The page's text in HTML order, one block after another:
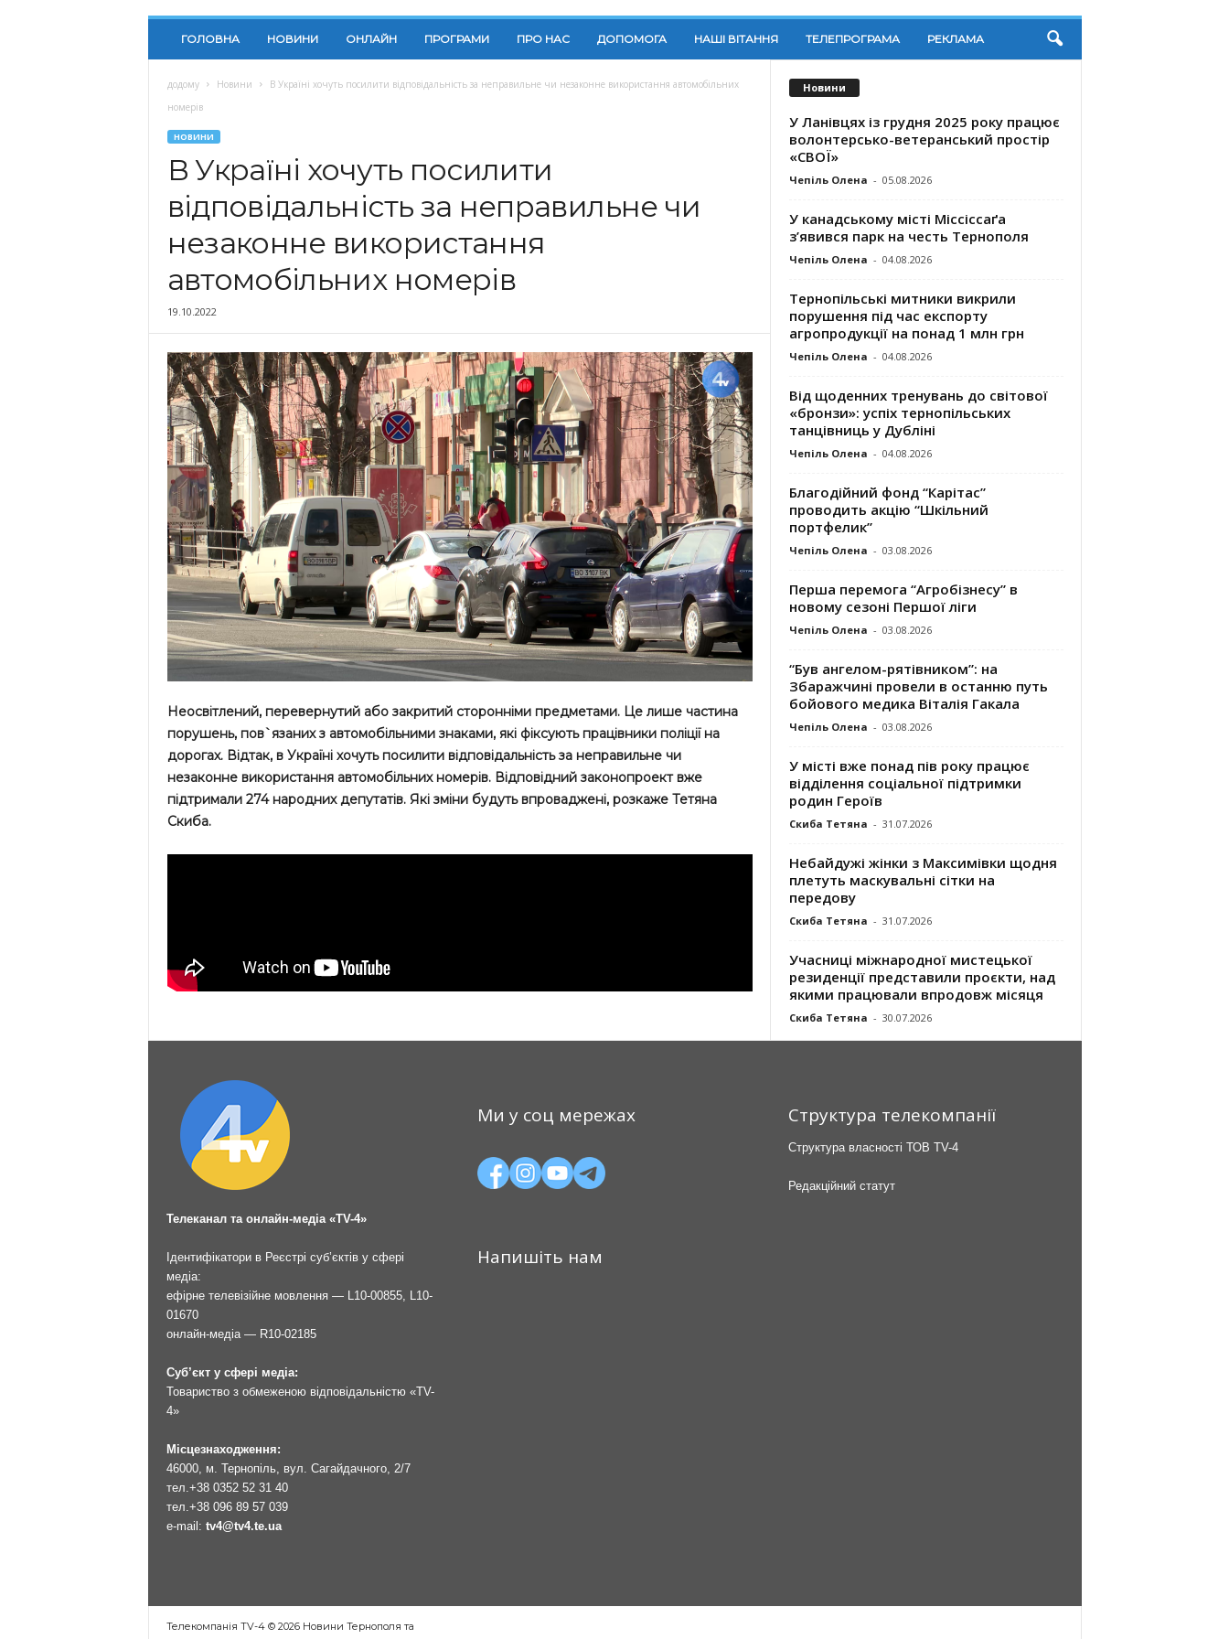
ГОЛОВНА НОВИНИ ОНЛАЙН ПРОГРАМИ ПРО НАС ДОПОМОГА НАШІ ВІТАННЯ ТЕЛЕПРОГРАМА РЕКЛАМА
додому Новини
В Україні хочуть посилити відповідальність за неправильне чи незаконне використання автомобільних
номерів
НОВИНИ
В Україні хочуть посилити
відповідальність за неправильне чи
незаконне використання
автомобільних номерів
19.10.2022
Неосвітлений, перевернутий або закритий сторонніми предметами. Це лише частина
порушень, пов`язаних з автомобільними знаками, які фіксують працівники поліції на
дорогах. Відтак, в Україні хочуть посилити відповідальність за неправильне чи
незаконне використання автомобільних номерів. Відповідний законопроект вже
підтримали 274 народних депутатів. Які зміни будуть впроваджені, розкаже Тетяна
Скиба.
Новини
У Ланівцях із грудня 2025 року працює
волонтерсько-ветеранський простір
«СВОЇ»
Чепіль Олена - 05.08.2026
У канадському місті Міссіссаґа
з’явився парк на честь Тернополя
Чепіль Олена - 04.08.2026
Тернопільські митники викрили
порушення під час експорту
агропродукції на понад 1 млн грн
Чепіль Олена - 04.08.2026
Від щоденних тренувань до світової
«бронзи»: успіх тернопільських
танцівниць у Дубліні
Чепіль Олена - 04.08.2026
Благодійний фонд “Карітас”
проводить акцію “Шкільний
портфелик”
Чепіль Олена - 03.08.2026
Перша перемога “Агробізнесу” в
новому сезоні Першої ліги
Чепіль Олена - 03.08.2026
“Був ангелом-рятівником”: на
Збаражчині провели в останню путь
бойового медика Віталія Гакала
Чепіль Олена - 03.08.2026
У місті вже понад пів року працює
відділення соціальної підтримки
родин Героїв
Скиба Тетяна - 31.07.2026
Небайдужі жінки з Максимівки щодня
плетуть маскувальні сітки на
передову
Скиба Тетяна - 31.07.2026
Учасниці міжнародної мистецької
резиденції представили проєкти, над
якими працювали впродовж місяця
Скиба Тетяна - 30.07.2026
Телеканал та онлайн-медіа «TV-4»
Ідентифікатори в Реєстрі суб’єктів у сфері
медіа:
ефірне телевізійне мовлення — L10-00855, L10-
01670
онлайн-медіа — R10-02185
Суб’єкт у сфері медіа:
Товариство з обмеженою відповідальністю «TV-
4»
Місцезнаходження:
46000, м. Тернопіль, вул. Сагайдачного, 2/7
тел. +38 0352 52 31 40
тел. +38 096 89 57 039
e-mail: tv4@tv4.te.ua
Ми у соц мережах
Напишіть нам
Структура телекомпанії
Структура власності ТОВ TV-4
Редакційний статут
Телекомпанія TV-4 © 2026 Новини Тернополя та